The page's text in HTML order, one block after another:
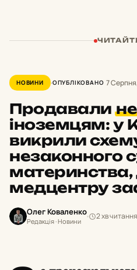
НОВИНИ ОПУБЛІКОВАНО 7
Продавали
іноземцям: у
викрили
незаконного
медцентру
Олег Коваленко
Редакція · Новини
2 хв читання